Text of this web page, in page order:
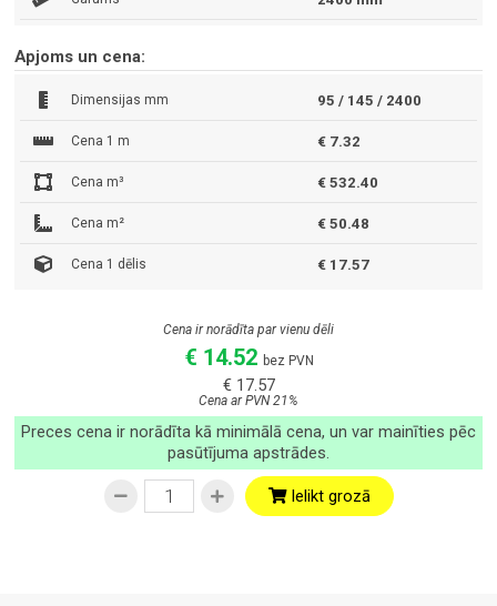
Apjoms un cena:
Dimensijas mm 95 / 145 / 2400
Cena 1 m € 7.32
Cena m³ € 532.40
Cena m² € 50.48
Cena 1 dēlis € 17.57
Cena ir norādīta par vienu dēli
€ 14.52 bez PVN
€ 17.57
Cena ar PVN 21%
Preces cena ir norādīta kā minimālā cena, un var mainīties pēc
pasūtījuma apstrādes.
Ielikt grozā